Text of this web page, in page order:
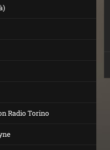
Radio Torino